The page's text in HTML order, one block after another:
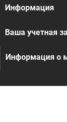
Информация
Ваша учетная
Информация о